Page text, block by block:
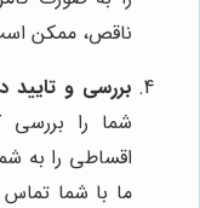
ناقص، ممکن
بررسی و تایید
شما را
اقساطی را به
ما با شما